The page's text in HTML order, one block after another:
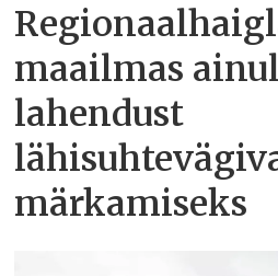
maailmas
lahendust
märkamiseks